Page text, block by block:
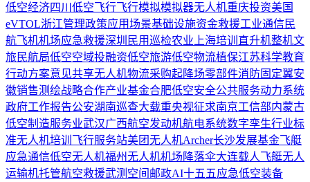
低空经济四川 低空飞行飞行模拟模拟器无人机重庆投资美国
eVTOL浙江管理政策应用场景基础设施资金救援工业通信民
航飞机机场应急救援深圳 民用巡检农业 上海培训 直升机整机文
旅民航局低空空域投融资低空旅游低空物流植保江苏科学教育
行动方案意见共享无人机物流采购起降场零部件消防固定翼安
徽销售测绘战略合作产业基金合肥低空安全公共服务动力系统
政府工作报告公安湖南巡查大载重央视征求南京工信部内蒙古
低空制造服务业武汉广西航空发动机航电系统数字孪生行业标
准无人机培训 飞行服务站美团无人机Archer长沙发展基金飞艇
应急通信低空无人机福州无人机机场 降落伞大连载人飞艇无人
运输机托管航空救援武测空间 邮政AI十五五应急低空装备